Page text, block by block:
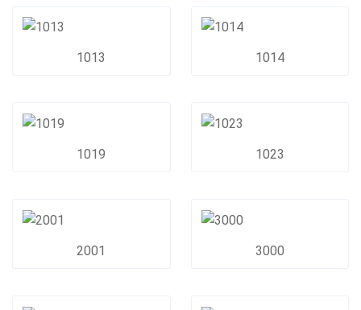
1013 1014
1019 1023
2001 3000